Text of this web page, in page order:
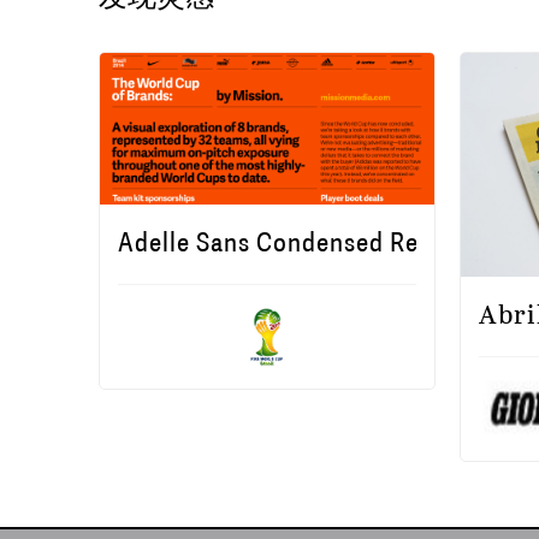
Adelle Sans Condensed Regular